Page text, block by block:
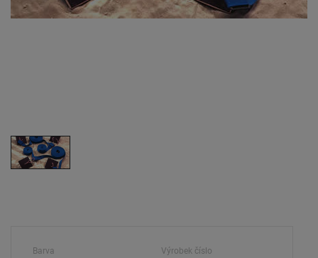
Barva Výrobek číslo